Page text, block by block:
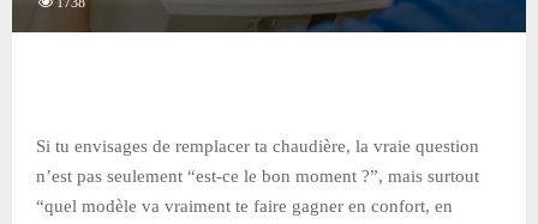
Si tu envisages de remplacer ta chaudière, la vraie question
n’est pas seulement “est-ce le bon moment ?”, mais surtout
“quel modèle va vraiment te faire gagner en confort, en